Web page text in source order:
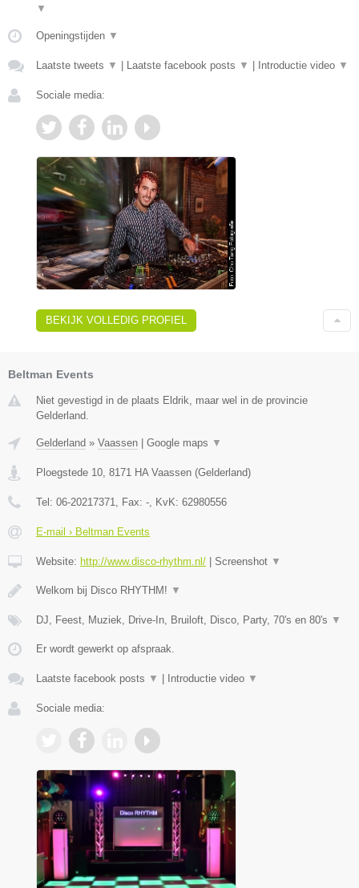
▼
Openingstijden ▼
Laatste tweets ▼ Laatste facebook posts ▼ Introductie video ▼
Sociale media:
BEKIJK VOLLEDIG PROFIEL
Beltman Events
Niet gevestigd in de plaats Eldrik, maar wel in de provincie
Gelderland.
Gelderland » Vaassen | Google maps ▼
Ploegstede 10 8171 HA Vaassen (Gelderland)
Tel: 06-20217371 , Fax: - , KvK: 62980556
E-mail › Beltman Events
Website: http://www.disco-rhythm.nl/ | Screenshot ▼
Welkom bij Disco RHYTHM! ▼
DJ, Feest, Muziek, Drive-In, Bruiloft, Disco, Party, 70's en 80's ▼
Er wordt gewerkt op afspraak.
Laatste facebook posts ▼ | Introductie video ▼
Sociale media: